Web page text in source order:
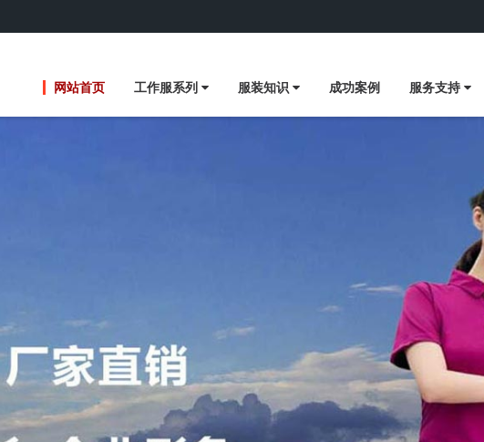
网站首页 工作服系列 服装知识 成功案例 服务支持